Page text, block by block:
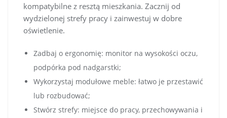
kompatybilne z resztą mieszkania. Zacznij od
wydzielonej strefy pracy i zainwestuj w dobre
oświetlenie.
Zadbaj o ergonomię: monitor na wysokości oczu,
podpórka pod nadgarstki;
Wykorzystaj modułowe meble: łatwo je przestawić
lub rozbudować;
Stwórz strefy: miejsce do pracy, przechowywania i